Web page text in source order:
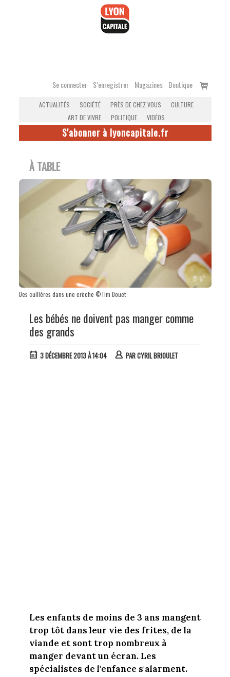
Se connecter S’enregistrer Magazines Boutique
Voir
ACTUALITÉS SOCIÉTÉ PRÈS DE CHEZ VOUS
CULTURE
ART DE VIVRE
POLITIQUE VIDÉOS
S'abonner à lyoncapitale.fr
À TABLE
Des cuillères dans une crèche ©Tim Douet
Les bébés ne doivent pas manger comme
des grands
3 DÉCEMBRE 2013 À 14:04 PARCYRIL BRIOULET
Les enfants de moins de 3 ans mangent
trop tôt dans leur vie des frites, de la
viande et sont trop nombreux à
manger devant un écran. Les
spécialistes de l'enfance s'alarment.